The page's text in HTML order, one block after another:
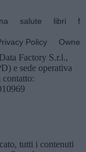
salute libri
Policy
Factory S.r.l.,
e sede operativa
tutti i contenuti